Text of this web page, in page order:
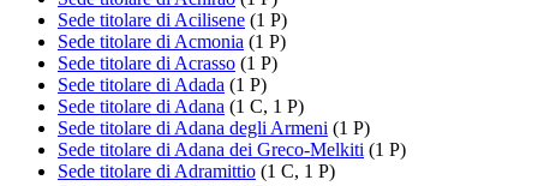
Sede titolare di Acilisene (1 P)
Sede titolare di Acmonia (1 P)
Sede titolare di Acrasso (1 P)
Sede titolare di Adada (1 P)
Sede titolare di Adana (1 C, 1 P)
Sede titolare di Adana degli Armeni (1 P)
Sede titolare di Adana dei Greco-Melkiti (1 P)
Sede titolare di Adramittio (1 C, 1 P)